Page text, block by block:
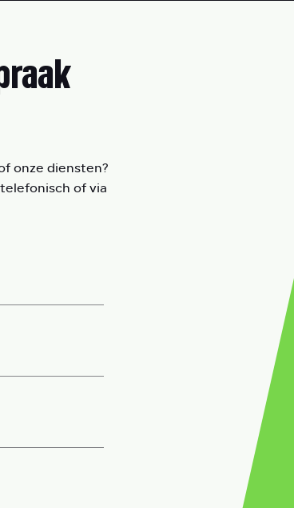
onze diensten?
of via